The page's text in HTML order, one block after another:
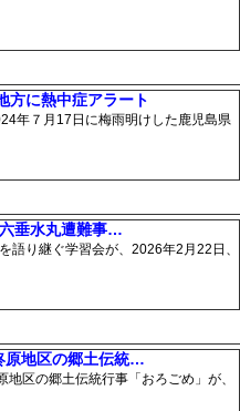
方に熱中症アラート
年７月17日に梅雨明けした鹿児島県
垂水丸遭難事…
語り継ぐ学習会が、2026年2月22日、
原地区の郷土伝統…
区の郷土伝統行事「おろごめ」が、